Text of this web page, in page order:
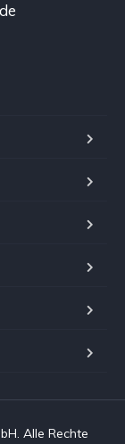
Alle Rechte